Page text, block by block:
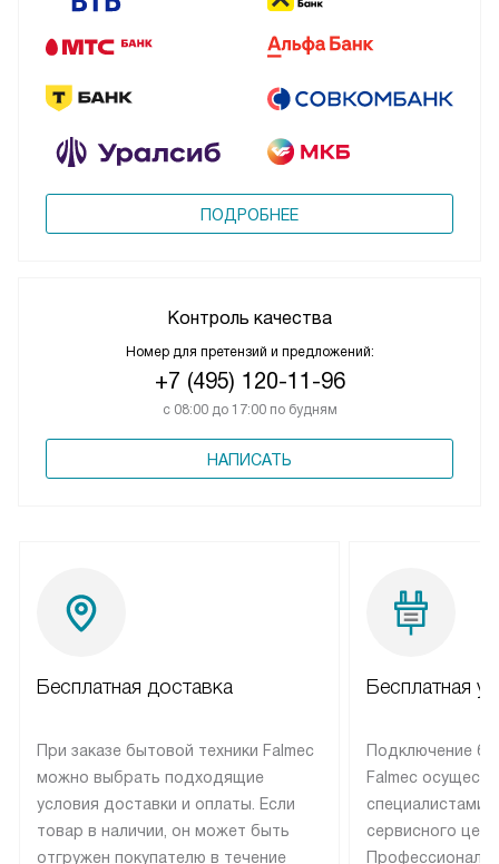
ПОДРОБНЕЕ
Контроль качества
Номер для претензий и предложений:
+7 (495) 120-11-96
с 08:00 до 17:00 по будням
НАПИСАТЬ
Бесплатная доставка
При заказе бытовой техники Falmec
можно выбрать подходящие
условия доставки и оплаты. Если
товар в наличии, он может быть
отгружен покупателю в течение
Бесплатная
Подключение
Falmec
специалистами
сервисного